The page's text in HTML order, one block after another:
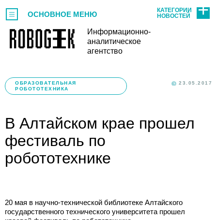
Информационно-
аналитическое
агентство
ОСНОВНОЕ МЕНЮ
КАТЕГОРИИ
НОВОСТЕЙ
ОБРАЗОВАТЕЛЬНАЯ
РОБОТОТЕХНИКА
23.05.2017
В Алтайском крае прошел
фестиваль по
робототехнике
20 мая в научно-технической библиотеке Алтайского
государственного технического университета прошел